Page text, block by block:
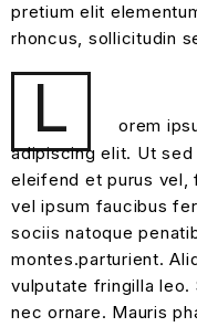
pretium elit
rhoncus, sollicitudin
L
orem
adipiscing elit. Ut sed
eleifend et purus vel,
vel ipsum faucibus
sociis natoque
montes.parturient.
vulputate fringilla leo.
nec ornare. Mauris